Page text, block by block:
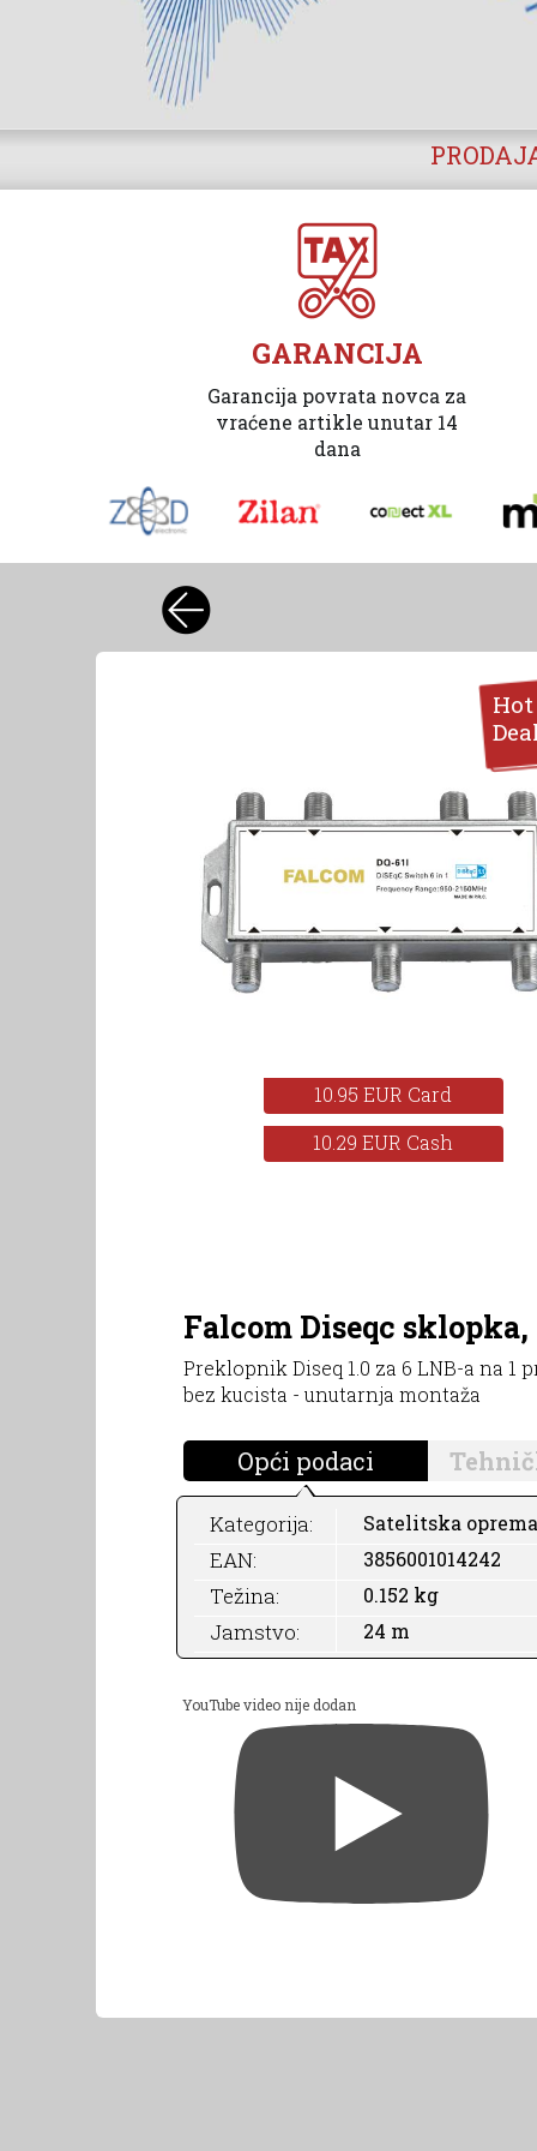
GARANCIJA
Garancija povrata novca za
vraćene artikle unutar 14
dana
Hot
10.95 EUR Card
10.29 EUR Cash
Falcom Diseqc sklopka,
Preklopnik Diseq 1.0 za 6 LNB-a na 1
bez kucista - unutarnja montaža
Opći podaci
Kategorija: Satelitska
EAN: 3856001014242
Težina: 0.152 kg
Jamstvo: 24 m
YouTube video nije dodan